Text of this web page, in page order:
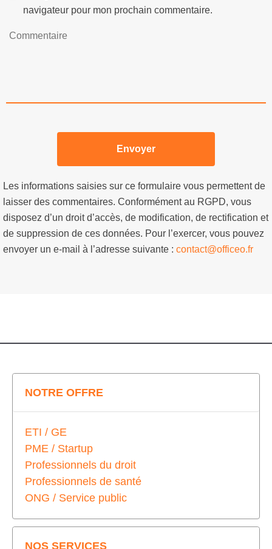
navigateur pour mon prochain commentaire.
Les informations saisies sur ce formulaire vous permettent de
laisser des commentaires. Conformément au RGPD, vous
disposez d’un droit d’accès, de modification, de rectification et
de suppression de ces données. Pour l’exercer, vous pouvez
envoyer un e-mail à l’adresse suivante : contact@officeo.fr
NOTRE OFFRE
ETI / GE
PME / Startup
Professionnels du droit
Professionnels de santé
ONG / Service public
NOS SERVICES